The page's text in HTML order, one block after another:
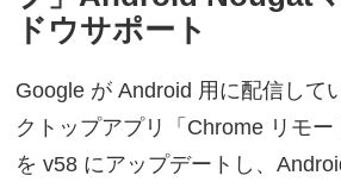
ドウサポート
Google が Android 用に配信して
クトップアプリ「Chrome リモー
を v58 にアップデートし、